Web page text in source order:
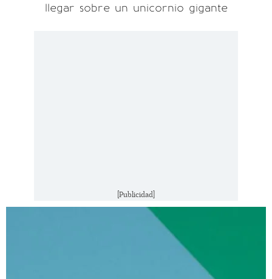
llegar sobre un unicornio gigante
[Publicidad]